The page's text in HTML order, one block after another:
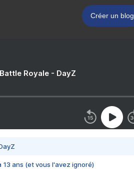
Créer un blog
Royale - DayZ
13 ans (et vous l'avez ignoré)